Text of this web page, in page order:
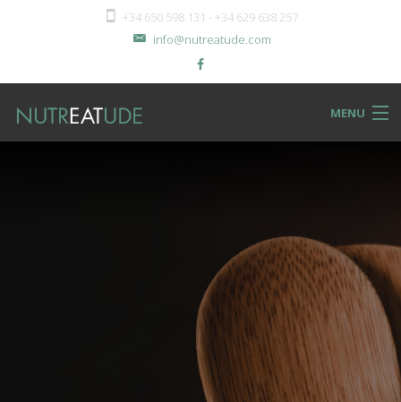
+34 650 598 131 - +34 629 638 257
info@nutreatude.com
MENU
Back
RECIPeatS